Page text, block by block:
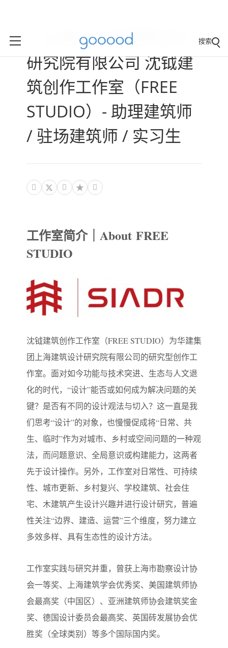
搜索
（上海）上海建筑设计
研究院有限公司 沈钺建
筑创作工作室（FREE
STUDIO）- 助理建筑师
/ 驻场建筑师 / 实习生
  
工作室简介｜About FREE
STUDIO
沈钺建筑创作工作室（FREE STUDIO）为华建集
团上海建筑设计研究院有限公司的研究型创作工
作室。面对如今功能与技术突进、生态与人文退
化的时代，“设计”能否或如何成为解决问题的关
键？是否有不同的设计观法与切入？这一直是我
们思考“设计”的对象，也慢慢促成将“日常、共
生、临时”作为对城市、乡村或空间问题的一种观
法，而问题意识、全局意识或构建能力，这两者
先于设计操作。另外，工作室对日常性、可持续
性、城市更新、乡村复兴、学校建筑、社会住
宅、木建筑产生设计兴趣并进行设计研究，普遍
性关注“边界、建造、运营”三个维度，努力建立
多效多样、具有生态性的设计方法。
工作室实践与研究并重，曾获上海市勘察设计协
会一等奖、上海建筑学会优秀奖、美国建筑师协
会最高奖（中国区）、亚洲建筑师协会建筑奖金
奖、德国设计委员会最高奖、英国砖发展协会优
胜奖（全球类别）等多个国际国内奖。